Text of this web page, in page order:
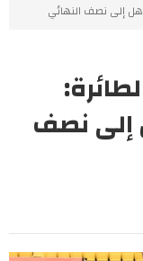
إلى نصف النهائي
إلى نصف